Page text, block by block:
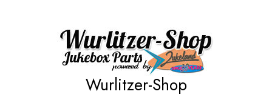
Wurlitzer-Shop